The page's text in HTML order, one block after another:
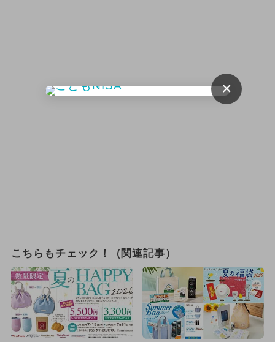
こちらもチェック！（関連記事）
×